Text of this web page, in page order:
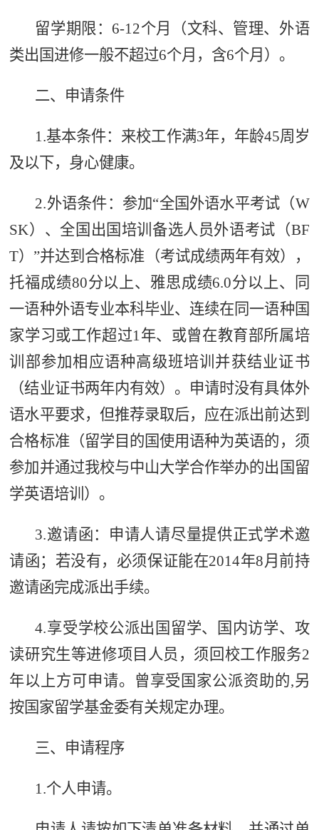
留学期限：6-12个月（文科、管理、外语
类出国进修一般不超过6个月，含6个月）。
二、申请条件
1.基本条件：来校工作满3年， 年龄45周岁
及以下，身心健康。
2.外语条件：参加“全国外语水平考试（W
SK）、全国出国培训备选人员外语考试（BF
T）”并达到合格标准（考试成绩两年有效），
托福成绩80分以上、雅思成绩6.0分以上、
同
一语种外语专业本科毕业、 连续在同一语种国
家学习或工作超过1年、或曾在教育部所属培
训部参加相应语种高级班培训并获结业证书
（结业证书两年内有效）。申请时没有具体外
语水平要求，但推荐录取后，应在派出前达到
合格标准 （留学目的国使用语种为英语的，须
参加并通过我校与中山大学合作举办的出国留
学英语培训）。
3.邀请函：申请人请尽量提供正式学术邀
请函；若没有，必须保证能在2014年8月前持
邀请函完成派出手续。
4.享受学校公派出国留学、国内访学、攻
读研究生等进修项目人员，须回校工作服务2
年以上方可申请。曾享受国家公派资助的,另
按国家留学基金委有关规定办理。
三、申请程序
1.个人申请。